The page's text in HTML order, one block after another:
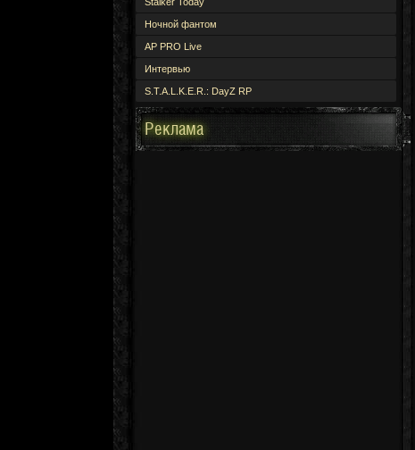
Ночной фантом
AP PRO Live
Интервью
S.T.A.L.K.E.R.: DayZ RP
Реклама